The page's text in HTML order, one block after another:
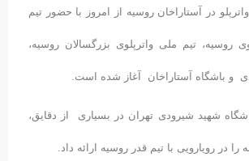
در آستاراخان روسیه از امروز با حضور تیم
روسیه، تیم ملی واترپلوی بزرگسالان روسیه،
و باشگاه آستاراخان آغاز شده است.
شهید شیرودی تهران در بسیاری از دقایق،
را در رویارویی با تیم قدر روسیه ارائه داد.